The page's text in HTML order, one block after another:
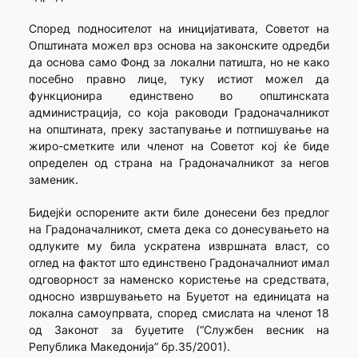
Според подносителот на иницијативата, Советот на
Општината можел врз основа на законските одредби
да основа само Фонд за локални патишта, но не како
посебно правно лице, туку истиот можел да
функционира единствено во општинската
администрација, со која раководи Градоначалникот
на општината, преку застапување и потпишување на
жиро-сметките или членот на Советот кој ќе биде
определен од страна на Градоначалникот за негов
заменик.
Бидејќи оспорените акти биле донесени без предлог
на Градоначалникот, смета дека со донесувањето на
одлуките му била ускратена извршната власт, со
оглед на фактот што единствено Градоначалниот имал
одговорност за наменско користење на средствата,
односно извршувањето на Буџетот на единицата на
локална самоупрвата, според смислата на членот 18
од Законот за буџетите (“Службен весник на
Република Македонија” бр.35/2001).